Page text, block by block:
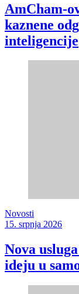
AmCham-
kaznene
inteligencije
Novosti
15. srpnja 2026
Nova
ideju u